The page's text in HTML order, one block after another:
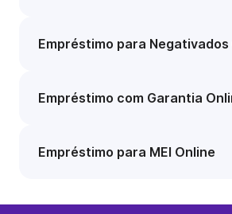
Empréstimo para Negativados
Empréstimo com Garantia
Empréstimo para MEI Online